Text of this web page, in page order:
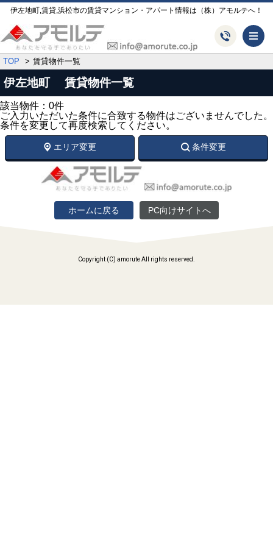
伊左地町,賃貸,浜松市の賃貸マンション・アパート情報は（株）アモルテへ！
TOP 賃貸物件一覧
伊左地町 賃貸物件一覧
該当物件：0件
ご入力いただいた条件に合致する物件はございませんでした。
条件を変更して再度検索してください。
エリア変更 条件変更
ホームに戻る PC向けサイトへ
Copyright (C) amorute All rights reserved.